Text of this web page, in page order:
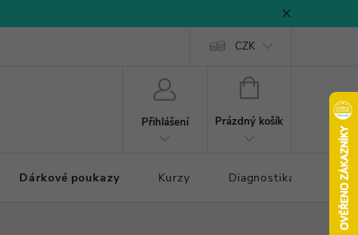
CZK
Přihlášení
NÁKUPNÍ
Prázdný košík
Dárkové poukazy Kurzy Diagnostika došlapu